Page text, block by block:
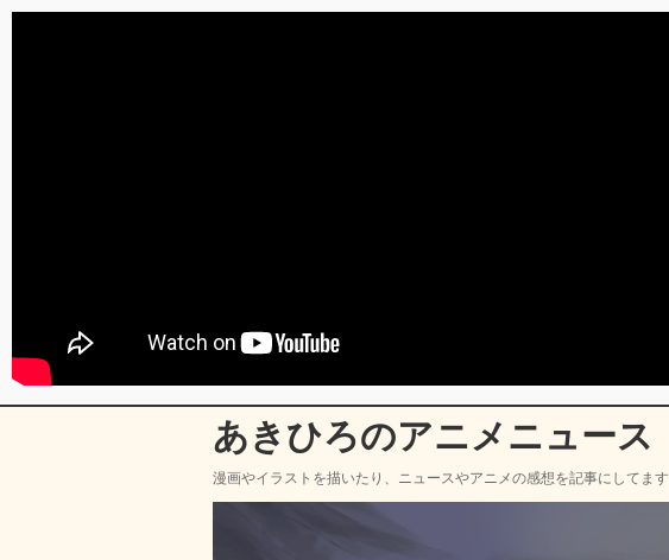
あきひろのアニメニュース
漫画やイラストを描いたり、ニュースやアニメの感想を記事にしてます